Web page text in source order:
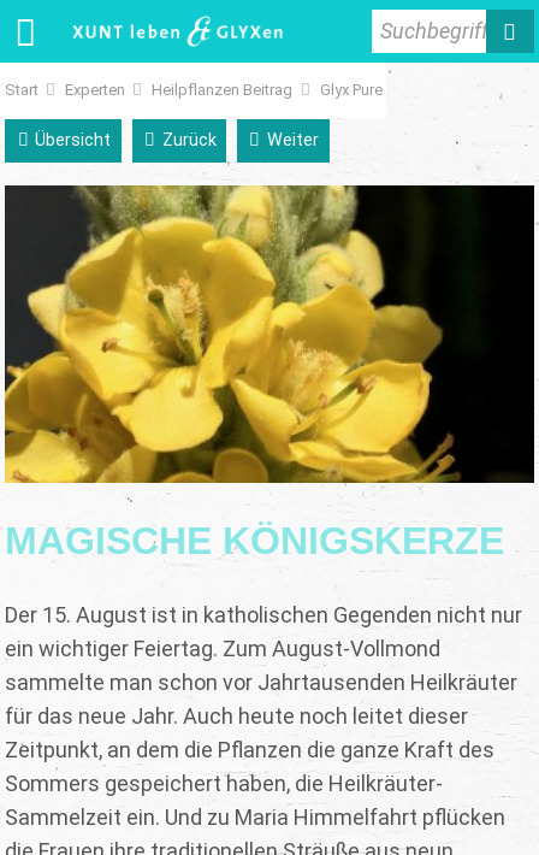
Suchbegriff
Start Experten Heilpflanzen Beitrag Glyx Pure
Übersicht Zurück Weiter
MAGISCHE KÖNIGSKERZE
Der 15. August ist in katholischen Gegenden nicht nur
ein wichtiger Feiertag. Zum August-Vollmond
sammelte man schon vor Jahrtausenden Heilkräuter
für das neue Jahr. Auch heute noch leitet dieser
Zeitpunkt, an dem die Pflanzen die ganze Kraft des
Sommers gespeichert haben, die Heilkräuter-
Sammelzeit ein. Und zu Maria Himmelfahrt pflücken